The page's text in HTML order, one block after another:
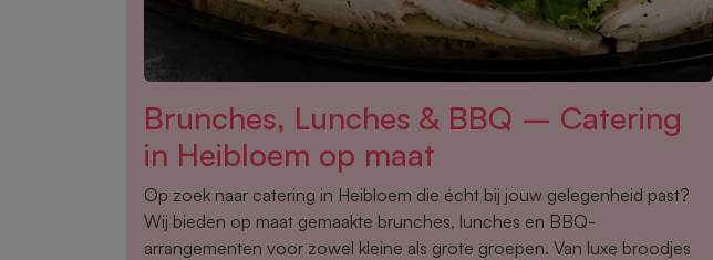
Brunches, Lunches & BBQ – Catering
in Heibloem op maat
Op zoek naar catering in Heibloem die écht bij jouw gelegenheid past?
Wij bieden op maat gemaakte brunches, lunches en BBQ-
arrangementen voor zowel kleine als grote groepen. Van luxe broodjes